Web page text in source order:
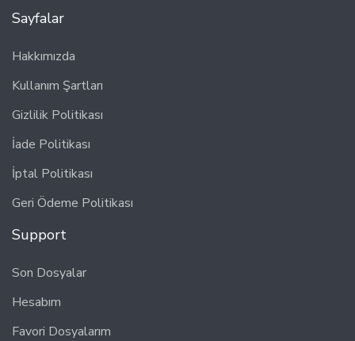
Sayfalar
Hakkımızda
Kullanım Şartları
Gizlilik Politikası
İade Politikası
İptal Politikası
Geri Ödeme Politikası
Support
Son Dosyalar
Hesabım
Favori Dosyalarım